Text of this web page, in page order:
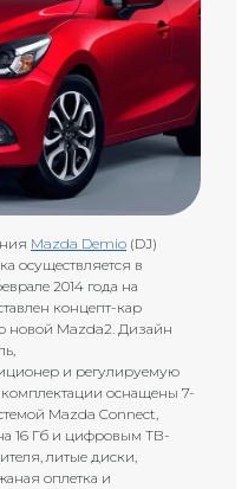
Mazda Demio (DJ)
осуществляется в
2014 года на
концепт-кар
новой Mazda2. Дизайн
и регулируемую
оснащены 7-
Mazda Connect,
16 Гб и цифровым ТВ-
литые диски,
оплетка и